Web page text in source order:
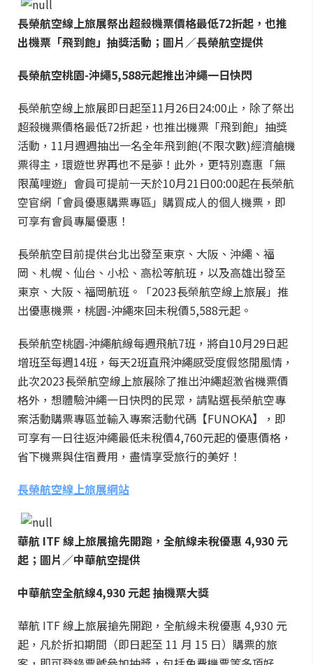
長榮航空線上旅展祭出超殺機票價格最低72折起，也推
出機票「飛到飽」抽獎活動；圖片／長榮航空提供
長榮航空桃園-沖繩5,588元起推出沖繩一日快閃
長榮航空線上旅展即日起至11月26日24:00止，除了祭出
超殺機票價格最低72折起，也推出機票「飛到飽」抽獎
活動，11月週週抽出一名全年飛到飽(不限次數)經濟艙機
票得主，環遊世界再也不是夢！此外，更特別嘉惠「無
限萬哩遊」會員可提前一天於10月21日00:00起在長榮航
空官網「會員優惠購票專區」購買成人的個人機票，即
可享有會員專屬優惠！
長榮航空目前提供台北出發至東京、大阪、沖繩、福
岡、札幌、仙台、小松、高松等航班，以及高雄出發至
東京、大阪、福岡航班。「2023長榮航空線上旅展」推
出優惠機票，桃園-沖繩來回未稅價5,588元起。
長榮航空桃園-沖繩航線每週飛航7班，將自10月29日起
增班至每週14班，每天2班直飛沖繩感受度假悠閒風情，
此次2023長榮航空線上旅展除了推出沖繩超激省機票價
格外，想體驗沖繩一日快閃的民眾，請點選長榮航空專
案活動購票專區並輸入專案活動代碼【FUNOKA】，即
可享有一日往返沖繩最低未稅價4,760元起的優惠價格，
省下機票與住宿費用，盡情享受旅行的美好！
長榮航空線上旅展網站
華航 ITF 線上旅展搶先開跑，全航線未稅優惠 4,930 元
起；圖片／中華航空提供
中華航空全航線4,930 元起 抽機票大獎
華航 ITF 線上旅展搶先開跑，全航線未稅優惠 4,930 元
起，凡於折扣期間（即日起至 11 月 15 日）購票的旅